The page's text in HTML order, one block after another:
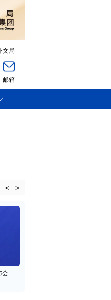
文局
邮箱
国新办就加快推动“十五五”时期退役
< >
会